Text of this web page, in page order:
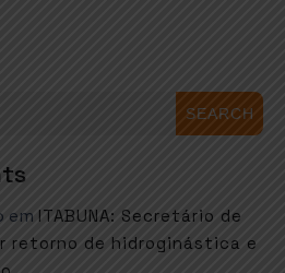
SEARCH
em ITABUNA: Secretário de
retorno de hidroginástica e